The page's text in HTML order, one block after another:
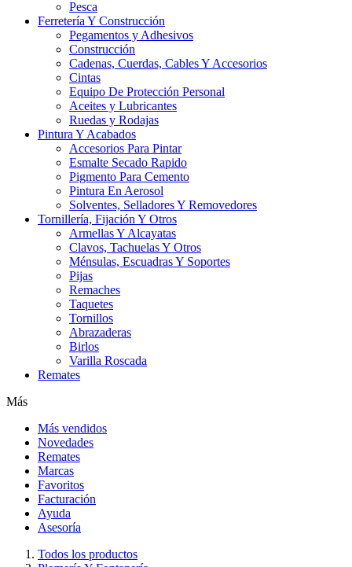
Pesca
Ferretería Y Construcción
Pegamentos y Adhesivos
Construcción
Cadenas, Cuerdas, Cables Y Accesorios
Cintas
Equipo De Protección Personal
Aceites y Lubricantes
Ruedas y Rodajas
Pintura Y Acabados
Accesorios Para Pintar
Esmalte Secado Rapido
Pigmento Para Cemento
Pintura En Aerosol
Solventes, Selladores Y Removedores
Tornillería, Fijación Y Otros
Armellas Y Alcayatas
Clavos, Tachuelas Y Otros
Ménsulas, Escuadras Y Soportes
Pijas
Remaches
Taquetes
Tornillos
Abrazaderas
Birlos
Varilla Roscada
Remates
Más
Más vendidos
Novedades
Remates
Marcas
Favoritos
Facturación
Ayuda
Asesoría
Todos los productos